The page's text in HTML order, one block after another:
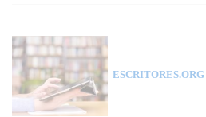
ESCRITORES.ORG